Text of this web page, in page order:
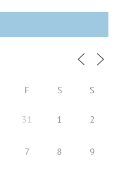
F S S
31 1 2
7 8 9